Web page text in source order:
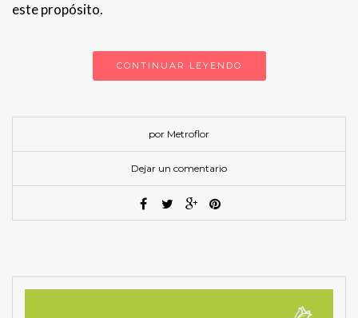
este propósito.
CONTINUAR LEYENDO
por Metroflor
Dejar un comentario